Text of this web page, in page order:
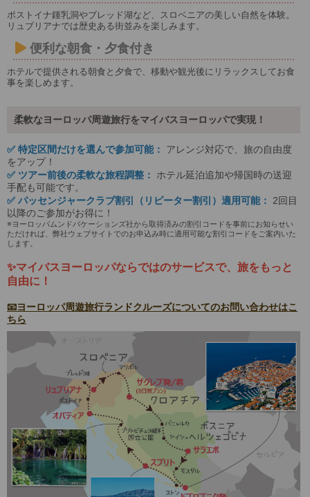
ポストイナ鍾乳洞やブレッド湖など、スロベニアの美しい自然を体験。
リュブリアナでは歴史ある街並みを楽しみます。
便利な朝食・夕食付き
ホテルで提供される朝食と夕食で、移動や観光後にリラックスしてお食
事を楽しめます。
柔軟なヨーロッパ周遊旅行をマイバスヨーロッパで実現！
✅ 特定区間だけを選んで参加可能：
アレンジ対応で、旅の自由度
をアップ！
✅ ツアー前後の柔軟な旅程調整：
ホテル延泊追加や帰国時の送迎
手配も可能です。
✅ パッセンジャークラブ割引（リピーター割引）適用可能： 2回目
以降のご参加がお得に！
※ヨーロッパムンドバケーションズ社から取得済みの割引コードを事前にお知らせい
ただければ、弊社ウェブサイトでのお申込み時に適用可能な割引コードをご案内いた
します。
✨マイバスヨーロッパならではのサービスで、旅をもっと
自由に！
📧ヨーロッパ周遊旅行ランドクルーズについてのお問い合わせはこ
ちら